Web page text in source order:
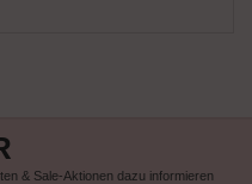
& Sale-Aktionen dazu informieren